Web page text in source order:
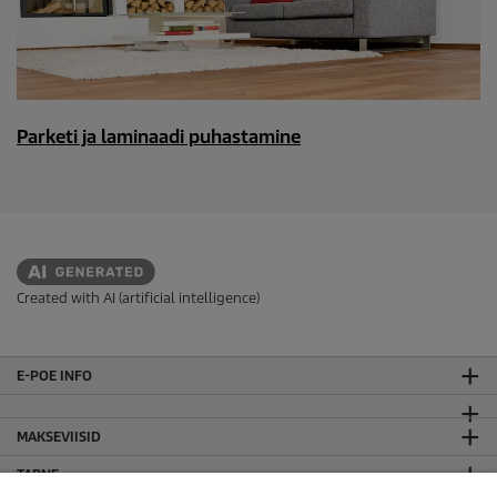
Parketi ja laminaadi puhastamine
Created with AI (artificial intelligence)
E-POE INFO
MAKSEVIISID
TARNE